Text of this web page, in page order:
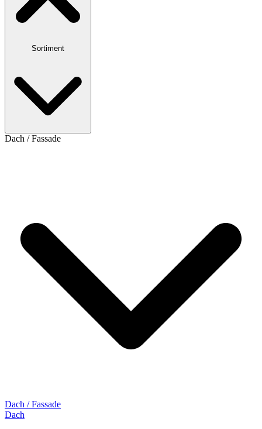
Sortiment
Dach / Fassade
Dach / Fassade
Dach